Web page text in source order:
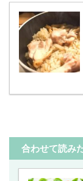
合わせて読み